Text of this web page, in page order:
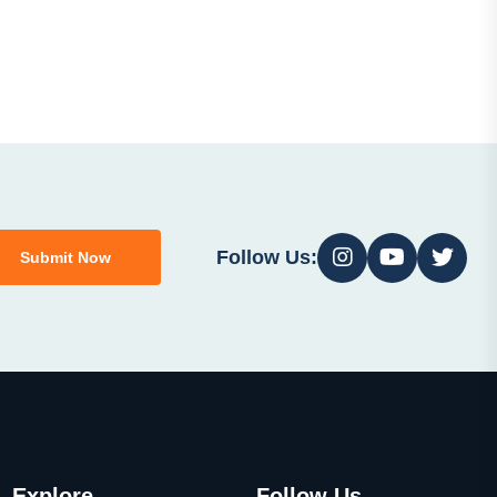
Submit Now Follow Us: